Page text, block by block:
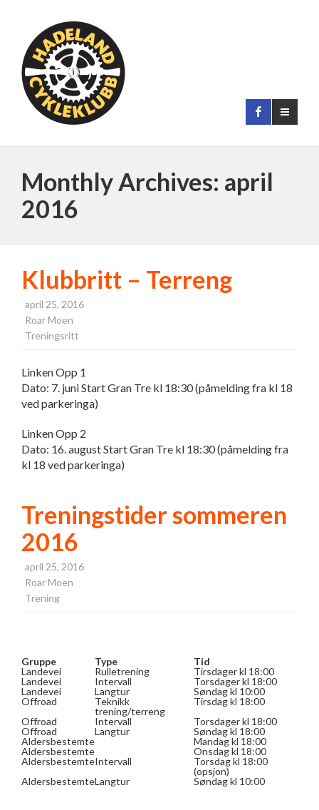
Monthly Archives: april
2016
Klubbritt – Terreng
april 25, 2016
Roar Moen
Treningsritt
Linken Opp 1
Dato: 7. juni Start Gran Tre kl 18:30 (påmelding fra kl 18
ved parkeringa)
Linken Opp 2
Dato: 16. august Start Gran Tre kl 18:30 (påmelding fra
kl 18 ved parkeringa)
Treningstider sommeren
2016
april 25, 2016
Roar Moen
Trening
Gruppe Type
Tid
Landevei
Rulletrening
Tirsdager kl 18:00
Landevei
Intervall
Torsdager kl 18:00
Landevei
Langtur
Søndag kl 10:00
Offroad
Teknikk
trening/terreng
Tirsdag kl 18:00
Offroad
Intervall
Torsdager kl 18:00
Offroad
Langtur
Søndag kl 18:00
Aldersbestemte
Mandag kl 18:00
Aldersbestemte
Onsdag kl 18:00
AldersbestemteIntervall
Torsdag kl 18:00
(opsjon)
AldersbestemteLangtur Søndag kl 10:00